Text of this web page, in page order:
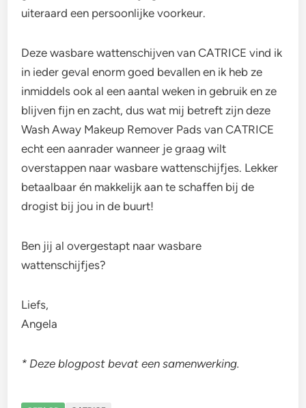
uiteraard een persoonlijke voorkeur.
Deze wasbare wattenschijven van CATRICE vind ik
in ieder geval enorm goed bevallen en ik heb ze
inmiddels ook al een aantal weken in gebruik en ze
blijven fijn en zacht, dus wat mij betreft zijn deze
Wash Away Makeup Remover Pads van CATRICE
echt een aanrader wanneer je graag wilt
overstappen naar wasbare wattenschijfjes. Lekker
betaalbaar én makkelijk aan te schaffen bij de
drogist bij jou in de buurt!
Ben jij al overgestapt naar wasbare
wattenschijfjes?
Liefs,
Angela
* Deze blogpost bevat een samenwerking.